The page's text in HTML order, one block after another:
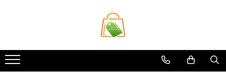
Casa si Bricolaj
Accesorii Birou si Consumabile